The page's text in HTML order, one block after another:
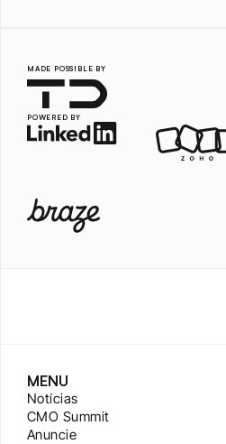
MADE POSSIBLE BY
POWERED BY
MENU
Notícias
CMO Summit
Anuncie